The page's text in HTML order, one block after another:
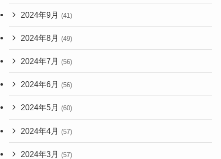
2024年9月 (41)
2024年8月 (49)
2024年7月 (56)
2024年6月 (56)
2024年5月 (60)
2024年4月 (57)
2024年3月 (57)